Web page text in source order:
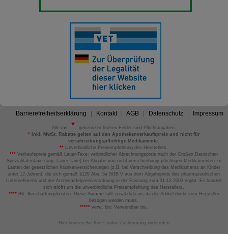
Barrierefreiheitserklärung Kontakt AGB Datenschutz Impressum
Alle mit
gekennzeichneten Felder sind Pflichtangaben.
*inkl. MwSt. Rabatte gelten auf den Apothekenverkaufspreis und nicht für
verschreibungspflichtige Medikamente.
** Unverbindliche Preisempfehlung des Herstellers.
*** Verkaufspreis gemäß Lauer-Taxe; verbindlicher Abrechnungspreis nach der Großen Deutschen
Spezialitätentaxe (sog. Lauer-Taxe) bei Abgabe von nicht verschreibungspflichtigen Medikamenten zu
Lasten der gesetzlichen Krankenversicherungen (z.B. bei Verschreibung des Medikaments an Kinder
unter 12 Jahren), die sich gemäß §129 Abs. 5a SGB V aus dem Abgabepreis des pharmazeutischen
Unternehmens und der Arzneimittelpreisverordnung in der Fassung zum 31.12.2003 ergibt. Es handelt
sich nicht um die unverbindliche Preisempfehlung des Herstellers.
****BK: Beschaffungskosten. Diese Summe fällt zusätzlich an, da der Artikel direkt vom Hersteller
bezogen werden muss.
*****verw. bis: Verwendbar bis.
Hier können Sie Ihre Cookie-Zustimmung widerrufen